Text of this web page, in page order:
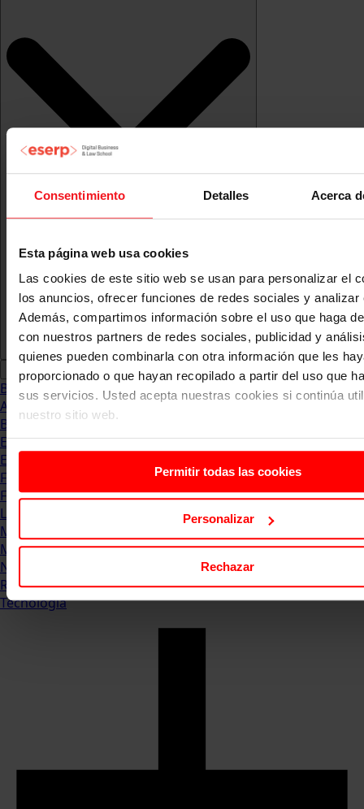
Consentimiento Detalles Acerca
Esta página web usa cookies
Las cookies de este sitio web se usan para personalizar el
los anuncios, ofrecer funciones de redes sociales y analizar
Además, compartimos información sobre el uso que haga
con nuestros partners de redes sociales, publicidad y
quienes pueden combinarla con otra información que les
proporcionado o que hayan recopilado a partir del uso que
sus servicios. Usted acepta nuestras cookies si continúa
nuestro sitio web.
Permitir todas las cookies
Personalizar
Rechazar
Blog
Abogacia
Business
Empleo & Emprendimiento
Empresas
Finanzas
Formación & Estudios
Luxury
Management
Marketing & Comunicación
Negocios
Recursos Humanos
Tecnología